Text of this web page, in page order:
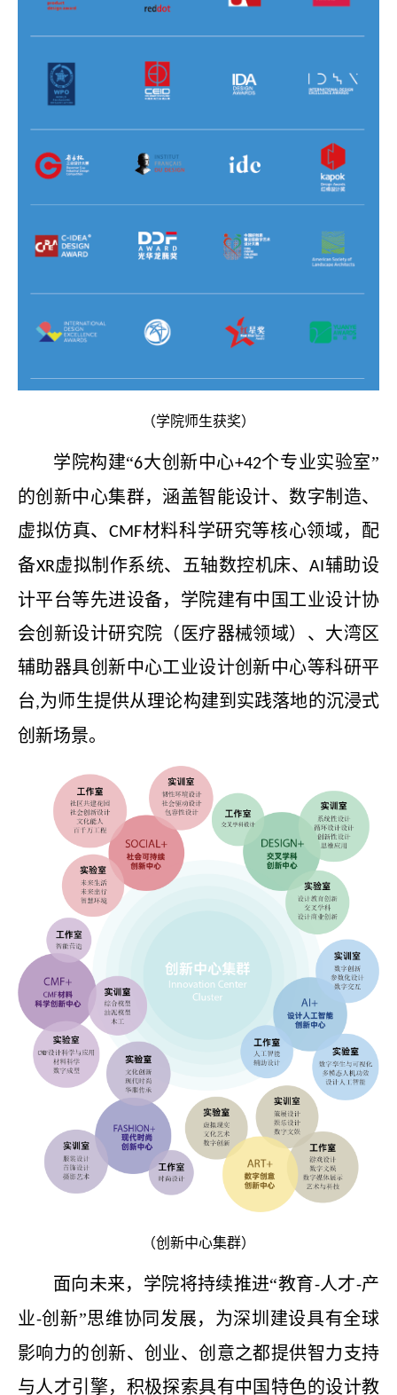
（学院师生获奖）
学院构建“6大创新中心+42个专业实验室”
的创新中心集群，涵盖智能设计、数字制造、
虚拟仿真、CMF材料科学研究等核心领域，配
备XR虚拟制作系统、五轴数控机床、AI 辅助设
计平台等先进设备，学院建有中国工业设计协
会创新设计研究院（医疗器械领域）、大湾区
辅助器具创新中心工业设计创新中心等科研平
台,为师生提供从理论构建到实践落地的沉浸式
创新场景。
（创新中心集群）
面向未来，学院将持续推进“教育-人才-产
业-创新”思维协同发展，为深圳建设具有全球
影响力的创新、创业、创意之都提供智力支持
与人才引擎，积极探索具有中国特色的设计教